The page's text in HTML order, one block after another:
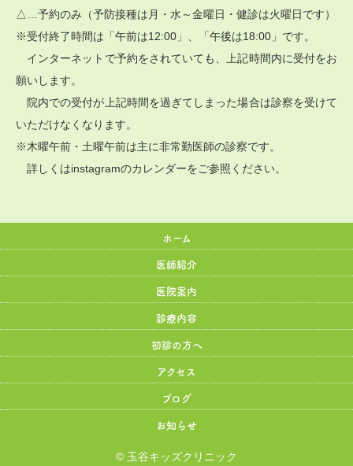
△…予約のみ（予防接種は月・水～金曜日・健診は火曜日です）
※受付終了時間は「午前は12:00」、「午後は18:00」です。
インターネットで予約をされていても、上記時間内に受付をお
願いします。
院内での受付が上記時間を過ぎてしまった場合は診察を受けて
いただけなくなります。
※木曜午前・土曜午前は主に非常勤医師の診察です。
詳しくはinstagramのカレンダーをご参照ください。
ホーム
医師紹介
医院案内
診療内容
初診の方へ
アクセス
ブログ
お知らせ
© 玉谷キッズクリニック